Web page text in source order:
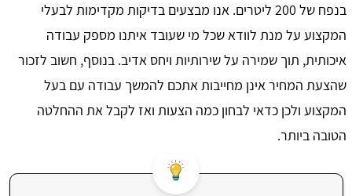
בנפח של 200 ליטרים. אנו מבצעים בדיקות מקדימות לבעלי
המקצוע על מנת לוודא שכל מי שעובד איתנו מספק עבודה
איכותית, תוך שמירה על שירותיות ויחס אדיב. בנוסף, חשוב לזכור
שהצעת המחיר אינן מחייבות אתכם להמשך עבודה עם בעל
המקצוע ולכן כדאי לבחון כמה הצעות ואז לקבל את ההחלטה
הטובה ביותר.